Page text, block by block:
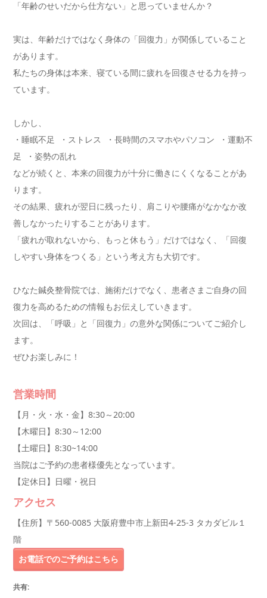
「年齢のせいだから仕方ない」と思っていませんか？
実は、年齢だけではなく身体の「回復力」が関係していること
があ ります。
私たちの身体は本来、寝ている間に疲れを回復させる力を持っ
てい ます。
しかし、
・睡眠不足 ・ストレス ・長時間のスマホやパソコン ・運動不
足 ・姿勢の乱れ
などが続くと、本来の回復力が十分に働きにくくなることがあ
ります。
その結果、疲れが翌日に残ったり、肩こりや腰痛がなかなか改
善しなかったりすることがあります。
「疲れが取れないから、もっと休もう」だけではなく、「回復
しやすい身体をつくる」という考え方も大切です。
ひなた鍼灸整骨院では、施術だけでなく、患者さまご自身の回
復力を高めるための情報もお伝えしていきます。
次回は、「呼吸」と「回復力」の意外な関係についてご紹介し
ます。
ぜひお楽しみに！
営業時間
【月・火・水・金】8:30～20:00
【木曜日】8:30～12:00
【土曜日】8:30~14:00
当院はご予約の患者様優先となっています。
【定休日】日曜・祝日
アクセス
【住所】〒560-0085 大阪府豊中市上新田4-25-3 タカダビル１
階
お電話でのご予約はこちら
共有: